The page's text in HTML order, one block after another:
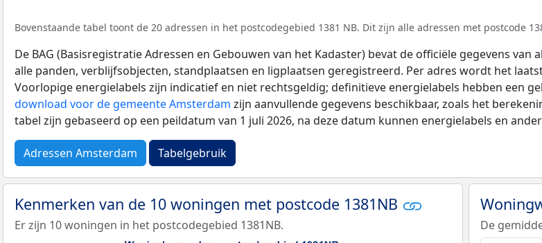
Bovenstaande tabel toont de 20 adressen in het postcodegebied 1381 NB. Dit zijn alle adressen met postcode
De BAG (Basisregistratie Adressen en Gebouwen van het Kadaster) bevat de officiële gegevens
alle panden, verblijfsobjecten, standplaatsen en ligplaatsen geregistreerd. Per adres wordt het
Voorlopige energielabels zijn indicatief en niet rechtsgeldig; definitieve energielabels hebben een
download voor de gemeente Amsterdam zijn aanvullende gegevens beschikbaar, zoals het
tabel zijn gebaseerd op een peildatum van 1 juli 2026, na deze datum kunnen energielabels en
Adressen Amsterdam Tabelgebruik
Kenmerken van de 10 woningen met postcode 1381NB
Er zijn 10 woningen in het postcodegebied 1381NB. De